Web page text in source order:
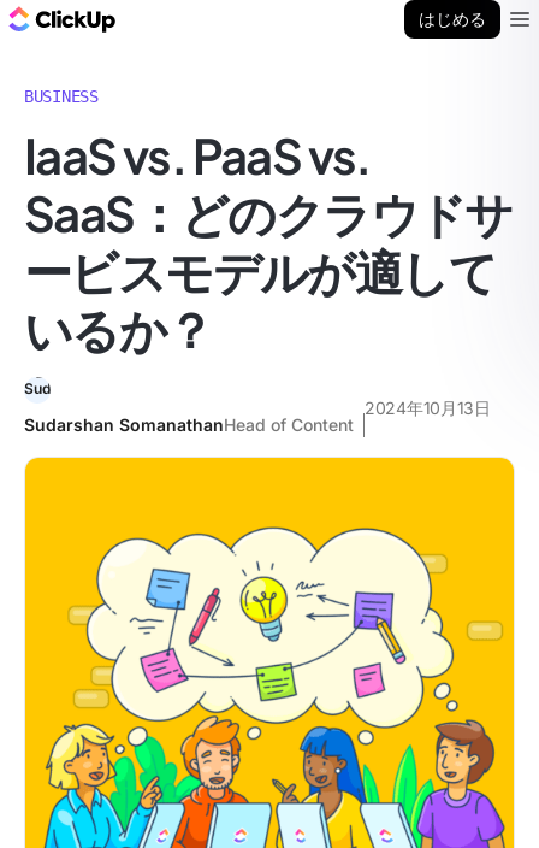
はじめる
BUSINESS
IaaS vs. PaaS vs.
SaaS：どのクラウドサ
ービスモデルが適して
いるか？
Sudarshan SomanathanHead of Content
2024年10月13日